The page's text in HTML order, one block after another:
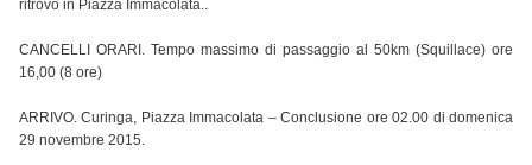
ritrovo in Piazza Immacolata..
CANCELLI ORARI. Tempo massimo di passaggio al 50km (Squillace) ore
16,00 (8 ore)
ARRIVO. Curinga, Piazza Immacolata – Conclusione ore 02.00 di domenica
29 novembre 2015.